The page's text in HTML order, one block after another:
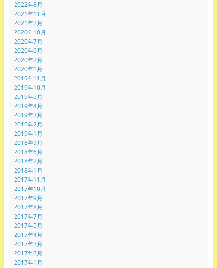
2022年8月
2021年11月
2021年2月
2020年10月
2020年7月
2020年6月
2020年2月
2020年1月
2019年11月
2019年10月
2019年5月
2019年4月
2019年3月
2019年2月
2019年1月
2018年9月
2018年6月
2018年2月
2018年1月
2017年11月
2017年10月
2017年9月
2017年8月
2017年7月
2017年5月
2017年4月
2017年3月
2017年2月
2017年1月